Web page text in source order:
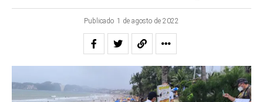
Publicado 1 de agosto de 2022